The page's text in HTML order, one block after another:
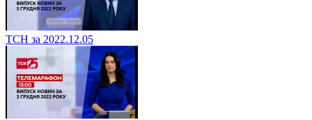
ТСН за 2022.12.05